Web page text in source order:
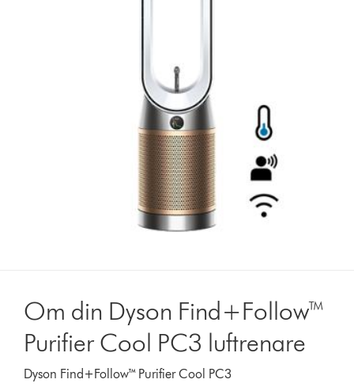
Om din Dyson Find+Follow™
Purifier Cool PC3 luftrenare
Dyson Find+Follow™ Purifier Cool PC3